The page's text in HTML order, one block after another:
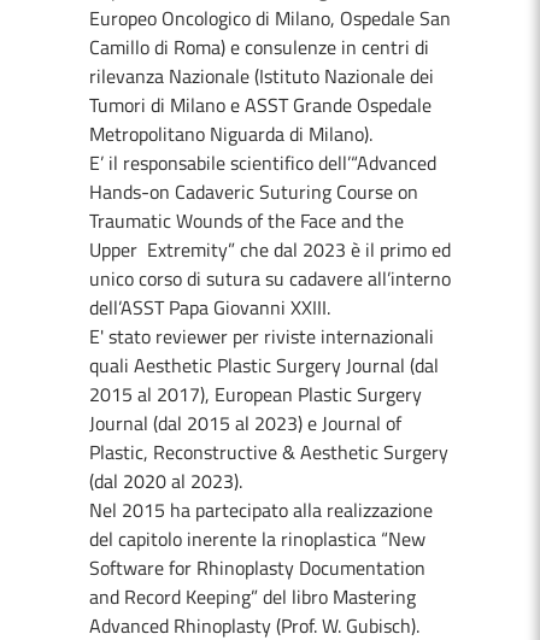
Europeo Oncologico di Milano, Ospedale San
Camillo di Roma) e consulenze in centri di
rilevanza Nazionale (Istituto Nazionale dei
Tumori di Milano e ASST Grande Ospedale
Metropolitano Niguarda di Milano).
E’ il responsabile scientifico dell’“Advanced
Hands-on Cadaveric Suturing Course on
Traumatic Wounds of the Face and the
Upper Extremity” che dal 2023 è il primo ed
unico corso di sutura su cadavere all’interno
dell’ASST Papa Giovanni XXIII.
E' stato reviewer per riviste internazionali
quali Aesthetic Plastic Surgery Journal (dal
2015 al 2017), European Plastic Surgery
Journal (dal 2015 al 2023) e Journal of
Plastic, Reconstructive & Aesthetic Surgery
(dal 2020 al 2023).
Nel 2015 ha partecipato alla realizzazione
del capitolo inerente la rinoplastica “New
Software for Rhinoplasty Documentation
and Record Keeping” del libro Mastering
Advanced Rhinoplasty (Prof. W. Gubisch).